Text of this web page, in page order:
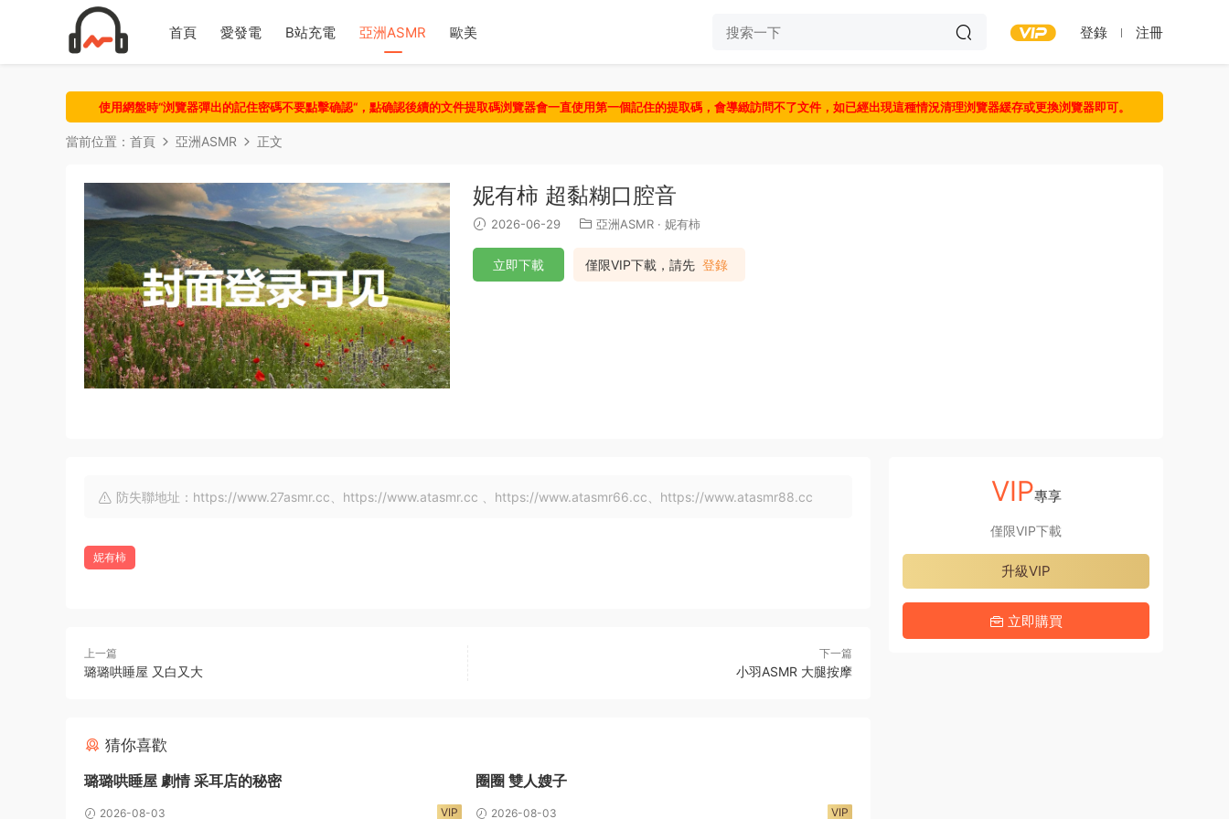
首頁 愛發電 B站充電 亞洲ASMR 歐美 登錄 注冊
使用網盤時“浏覽器彈出的記住密碼不要點擊确認“，點确認後續的文件提取碼浏覽器會一直使用第一個記住的提取碼，會導緻訪問不了文件，如已經出現這種情況清理浏覽器緩存或更換浏覽器即可。
當前位置： 首頁 亞洲ASMR 正文
妮有柿 超黏糊口腔音
2026-06-29 亞洲ASMR · 妮有柿
僅限VIP下載，請先 登錄
立即下載
防失聯地址：https://www.27asmr.cc、https://www.atasmr.cc 、https://www.atasmr66.cc、https://www.atasmr88.cc
妮有柿
上一篇
璐璐哄睡屋 又白又大
下一篇
小羽ASMR 大腿按摩
猜你喜歡
璐璐哄睡屋 劇情 采耳店的秘密
2026-08-03 VIP
圈圈 雙人嫂子
2026-08-03 VIP
VIP專享
僅限VIP下載
升級VIP
立即購買